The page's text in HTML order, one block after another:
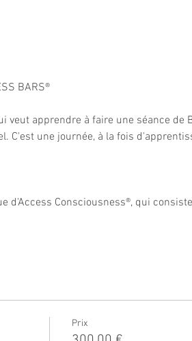
BARS®
veut apprendre à faire une séance de
C'est une journée, à la fois
d'Access Consciousness®, qui
Prix